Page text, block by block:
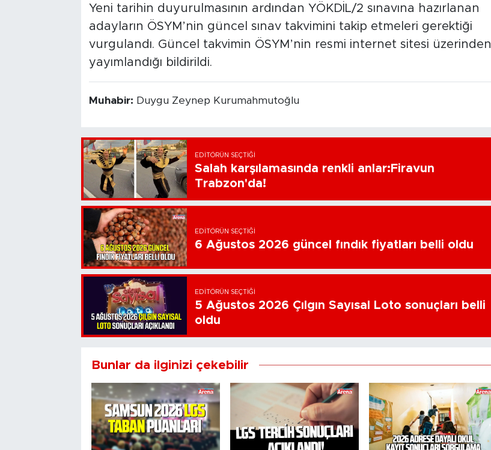
Yeni tarihin duyurulmasının ardından YÖKDİL/2 sınavına hazırlanan
adayların ÖSYM’nin güncel sınav takvimini takip etmeleri gerektiği
vurgulandı. Güncel takvimin ÖSYM’nin resmi internet sitesi üzerinden
yayımlandığı bildirildi.
Muhabir: Duygu Zeynep Kurumahmutoğlu
EDITÖRÜN SEÇTIĞI
Salah karşılamasında renkli anlar:Firavun
Trabzon'da!
EDITÖRÜN SEÇTIĞI
6 Ağustos 2026 güncel fındık fiyatları belli oldu
EDITÖRÜN SEÇTIĞI
5 Ağustos 2026 Çılgın Sayısal Loto sonuçları belli
oldu
Bunlar da ilginizi çekebilir